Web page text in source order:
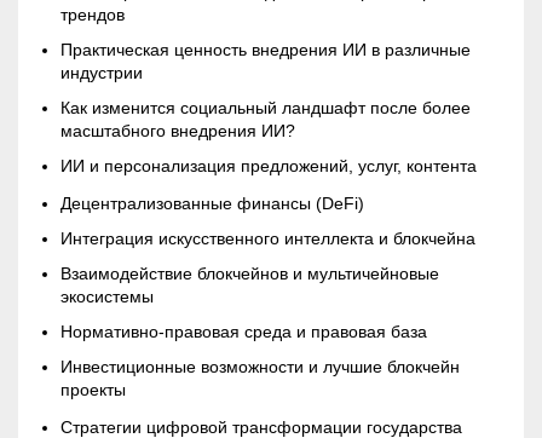
трендов
Практическая ценность внедрения ИИ в различные
индустрии
Как изменится социальный ландшафт после более
масштабного внедрения ИИ?
ИИ и персонализация предложений, услуг, контента
Децентрализованные финансы (DeFi)
Интеграция искусственного интеллекта и блокчейна
Взаимодействие блокчейнов и мультичейновые
экосистемы
Нормативно-правовая среда и правовая база
Инвестиционные возможности и лучшие блокчейн
проекты
Стратегии цифровой трансформации государства